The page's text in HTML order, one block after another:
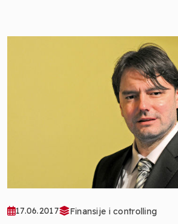
17.06.2017 Finansije i controlling